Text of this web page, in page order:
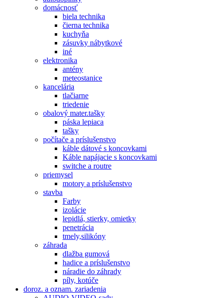
domácnosť
biela technika
čierna technika
kuchyňa
zásuvky nábytkové
iné
elektronika
antény
meteostanice
kancelária
tlačiarne
triedenie
obalový mater.tašky
páska lepiaca
tašky
počítače a príslušenstvo
káble dátové s koncovkami
Káble napájacie s koncovkami
switche a routre
priemysel
motory a príslušenstvo
stavba
Farby
izolácie
lepidlá, stierky, omietky
penetrácia
tmely,silikóny
záhrada
dlažba gumová
hadice a príslušenstvo
náradie do záhrady
píly, kotúče
doroz. a oznam. zariadenia